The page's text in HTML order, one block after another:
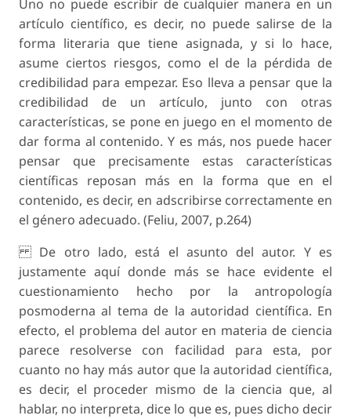
Uno no puede escribir de cualquier manera en un
artículo científico, es decir, no puede salirse de la
forma literaria que tiene asignada, y si lo hace,
asume ciertos riesgos, como el de la pérdida de
credibilidad para empezar. Eso lleva a pensar que la
credibilidad de un artículo, junto con otras
características, se pone en juego en el momento de
dar forma al contenido. Y es más, nos puede hacer
pensar que precisamente estas características
científicas reposan más en la forma que en el
contenido, es decir, en adscribirse correctamente en
el género adecuado. (Feliu, 2007, p.264)
De otro lado, está el asunto del autor. Y es
justamente aquí donde más se hace evidente el
cuestionamiento hecho por la antropología
posmoderna al tema de la autoridad científica. En
efecto, el problema del autor en materia de ciencia
parece resolverse con facilidad para esta, por
cuanto no hay más autor que la autoridad científica,
es decir, el proceder mismo de la ciencia que, al
hablar, no interpreta, dice lo que es, pues dicho decir